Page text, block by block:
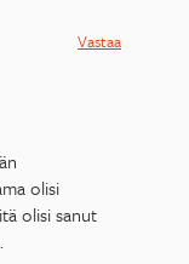
Vastaa
olisi
olisi sanut